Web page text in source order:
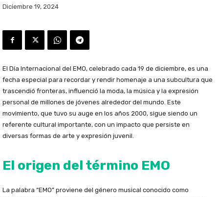
Diciembre 19, 2024
El Día Internacional del EMO, celebrado cada 19 de diciembre, es una
fecha especial para recordar y rendir homenaje a una subcultura que
trascendió fronteras, influenció la moda, la música y la expresión
personal de millones de jóvenes alrededor del mundo. Este
movimiento, que tuvo su auge en los años 2000, sigue siendo un
referente cultural importante, con un impacto que persiste en
diversas formas de arte y expresión juvenil.
El origen del término EMO
La palabra “EMO” proviene del género musical conocido como